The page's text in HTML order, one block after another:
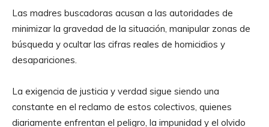
Las madres buscadoras acusan a las autoridades de
minimizar la gravedad de la situación, manipular zonas de
búsqueda y ocultar las cifras reales de homicidios y
desapariciones.
La exigencia de justicia y verdad sigue siendo una
constante en el reclamo de estos colectivos, quienes
diariamente enfrentan el peligro, la impunidad y el olvido